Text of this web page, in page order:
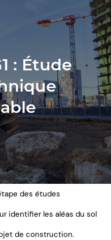
: Étude
des études
identifier les aléas du sol
de construction.